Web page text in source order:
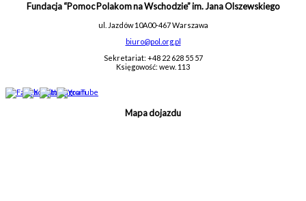
Fundacja “Pomoc Polakom na Wschodzie” im. Jana Olszewskiego
ul. Jazdów 10A00-467 Warszawa
biuro@pol.org.pl
Sekretariat: +48 22 628 55 57
Księgowość: wew. 113
Mapa dojazdu